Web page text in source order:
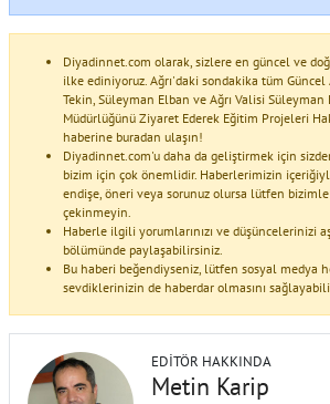
Diyadinnet.com olarak, sizlere en güncel ve
ilke ediniyoruz. Ağrı'daki sondakika tüm Güncel
Tekin, Süleyman Elban ve Ağrı Valisi
Müdürlüğünü Ziyaret Ederek Eğitim Projeleri
haberine buradan ulaşın!
Diyadinnet.com'u daha da geliştirmek için
bizim için çok önemlidir. Haberlerimizin
endişe, öneri veya sorunuz olursa lütfen bizimle
çekinmeyin.
Haberle ilgili yorumlarınızı ve düşüncelerinizi
bölümünde paylaşabilirsiniz.
Bu haberi beğendiyseniz, lütfen sosyal medya
sevdiklerinizin de haberdar olmasını
EDITÖR HAKKINDA
Metin Karip